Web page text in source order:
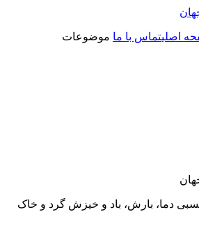
اصلیتماس با ما موضوعات
دما، بارش، باد و خیزش گرد و خاک